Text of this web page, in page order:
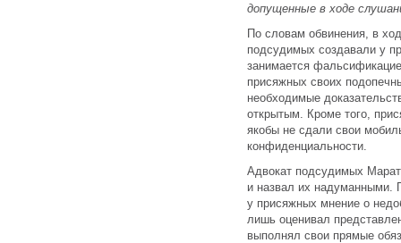
допущенные в ходе
По словам обвинения, в
подсудимых создавали у
занимается
присяжных своих
необходимые
открытым. Кроме того,
якобы не сдали свои
конфиденциальности.
Адвокат подсудимых Марат
и назвал их надуманными.
у присяжных мнение о
лишь оценивал
выполнял свои прямые